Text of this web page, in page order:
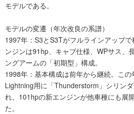
モデルである。
モデルの変遷（年次改良の系譜）
1997年：S3とS3Tがフルラインアップ
ンジンは91hp、キャブ仕様、WPサス、
ングアームの「初期型」構成。
1998年：基本構成は前年から継続。こ
Lightning用に「Thunderstorm」シリン
れ、101hpの新エンジンが他車種にも展
た。